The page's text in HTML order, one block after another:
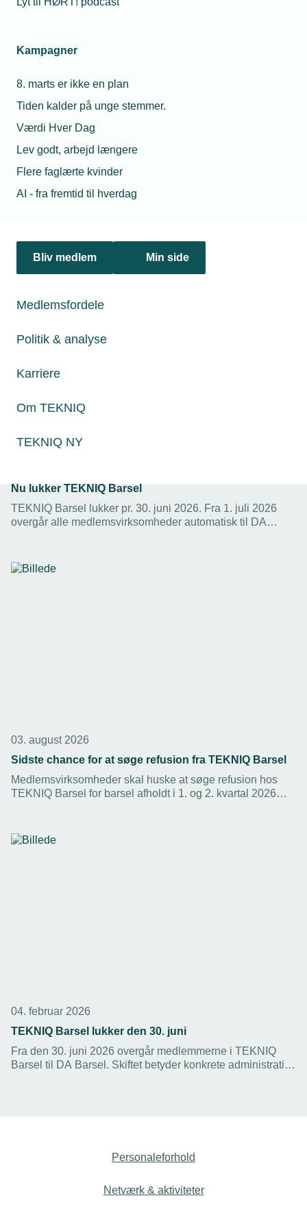
Kampagner
8. marts er ikke en plan
Tiden kalder på unge stemmer.
Værdi Hver Dag
Lev godt, arbejd længere
Flere faglærte kvinder
AI - fra fremtid til hverdag
Bliv medlem Min side
Medlemsfordele
Politik & analyse
Karriere
Om TEKNIQ
TEKNIQ NY
11. juni 2026
barselsperioder. Det betyder mindre administration og
automatisk udbetaling, når barselsdagpenge er søgt hos
Udbetaling Danmark.
Nu lukker TEKNIQ Barsel
TEKNIQ Barsel lukker pr. 30. juni 2026. Fra 1. juli 2026
overgår alle medlemsvirksomheder automatisk til DA
03. august 2026
Sidste chance for at søge refusion fra TEKNIQ Barsel
Medlemsvirksomheder skal huske at søge refusion hos
TEKNIQ Barsel for barsel afholdt i 1. og 2. kvartal 2026
04. februar 2026
TEKNIQ Barsel lukker den 30. juni
Fra den 30. juni 2026 overgår medlemmerne i TEKNIQ
Barsel til DA Barsel. Skiftet betyder konkrete administrative
Personaleforhold
Netværk & aktiviteter